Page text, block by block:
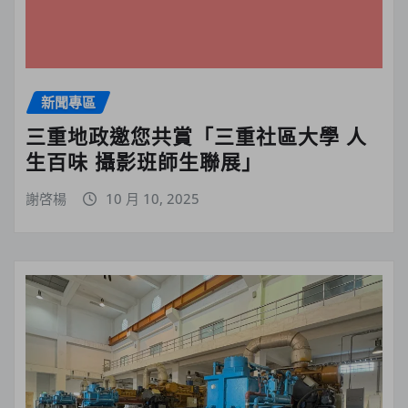
新聞專區
三重地政邀您共賞「三重社區大學 人
生百味 攝影班師生聯展」
謝啓楊 10 月 10, 2025